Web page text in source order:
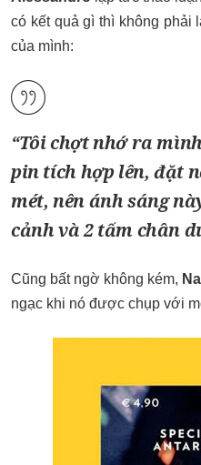
có kết quả gì thì không
của mình:
“Tôi chợt nhớ ra
pin tích hợp lên, đặt
mét, nên ánh sáng
cảnh và 2 tấm chân
Cũng bất ngờ không kém,
ngạc khi nó được chụp với